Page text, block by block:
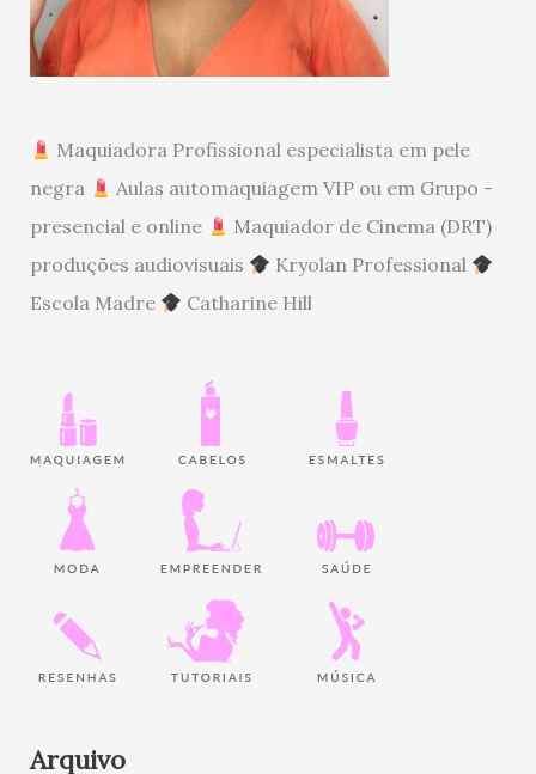
Maquiadora Profissional especialista em pele
negra
Aulas automaquiagem VIP ou em Grupo -
presencial e online
Maquiador de Cinema (DRT)
produções audiovisuais
Kryolan Professional
Escola Madre
Catharine Hill
Arquivo